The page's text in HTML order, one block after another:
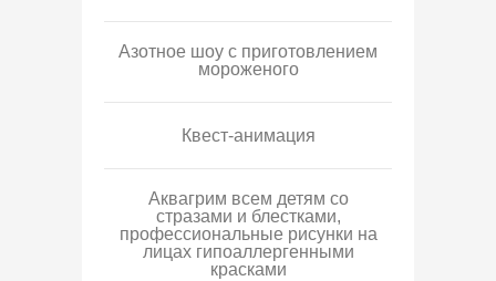
Азотное шоу с приготовлением
мороженого
Квест-анимация
Аквагрим всем детям со
стразами и блестками,
профессиональные рисунки на
лицах гипоаллергенными
красками